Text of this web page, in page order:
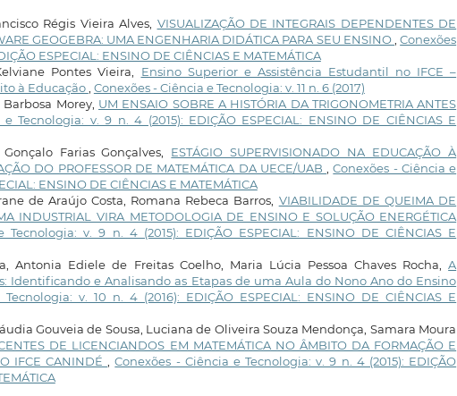
Régis Vieira Alves, VISUALIZAÇÃO DE INTEGRAIS DEPENDENTES DE
GEOGEBRA: UMA ENGENHARIA DIDÁTICA PARA SEU ENSINO,Conexões
ESPECIAL: ENSINO DE CIÊNCIAS E MATEMÁTICA
Pontes Vieira, Ensino Superior e Assistência Estudantil no IFCE –
à Educação, Conexões - Ciência e Tecnologia: v. 11 n. 6 (2017)
Morey, UM ENSAIO SOBRE A HISTÓRIA DA TRIGONOMETRIA ANTES
Tecnologia: v. 9 n. 4 (2015): EDIÇÃO ESPECIAL: ENSINO DE CIÊNCIAS E
Farias Gonçalves, ESTÁGIO SUPERVISIONADO NA EDUCAÇÃO À
DO PROFESSOR DE MATEMÁTICA DA UECE/UAB,Conexões - Ciência e
ENSINO DE CIÊNCIAS E MATEMÁTICA
de Araújo Costa, Romana Rebeca Barros, VIABILIDADE DE QUEIMA DE
INDUSTRIAL VIRA METODOLOGIA DE ENSINO E SOLUÇÃO ENERGÉTICA
v. 9 n. 4 (2015): EDIÇÃO ESPECIAL: ENSINO DE CIÊNCIAS E
Antonia Ediele de Freitas Coelho, Maria Lúcia Pessoa Chaves Rocha,A
Identificando e Analisando as Etapas de uma Aula do Nono Ano do Ensino
v. 10 n. 4 (2016): EDIÇÃO ESPECIAL: ENSINO DE CIÊNCIAS E
Gouveia de Sousa, Luciana de Oliveira Souza Mendonça, Samara Moura
DE LICENCIANDOS EM MATEMÁTICA NO ÂMBITO DA FORMAÇÃO E
IFCE CANINDÉ,Conexões - Ciência e Tecnologia: v. 9 n. 4 (2015): EDIÇÃO